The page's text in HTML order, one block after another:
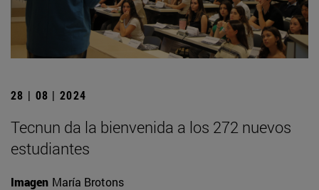
28 | 08 | 2024
Tecnun da la bienvenida a los 272 nuevos
estudiantes
Imagen María Brotons